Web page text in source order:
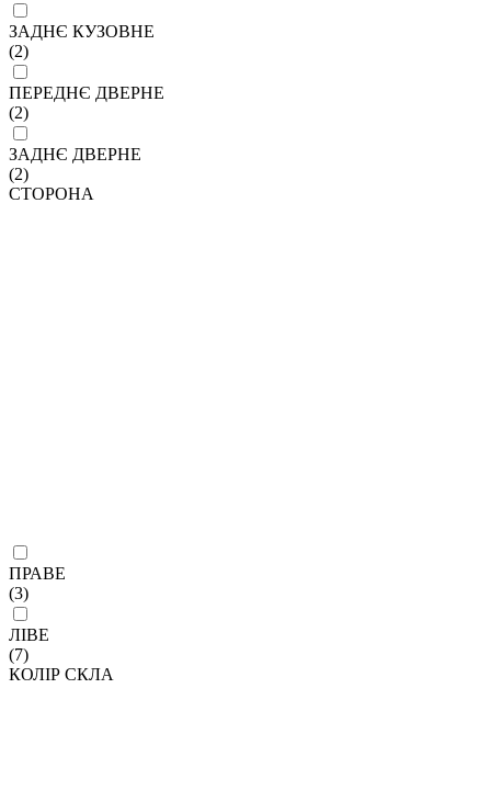
ЗАДНЄ КУЗОВНЕ
(2)
ПЕРЕДНЄ ДВЕРНЕ
(2)
ЗАДНЄ ДВЕРНЕ
(2)
СТОРОНА
ПРАВЕ
(3)
ЛІВЕ
(7)
КОЛІР СКЛА